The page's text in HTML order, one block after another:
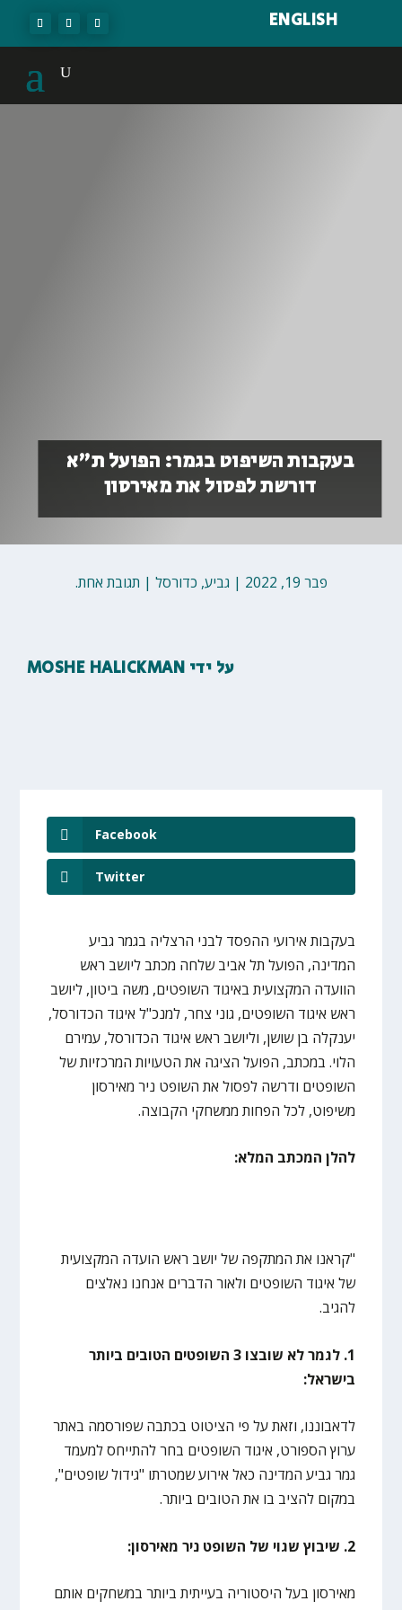
ENGLISH
בעקבות השיפוט בגמר: הפועל ת"א
דורשת לפסול את מאירסון
פבר 19, 2022 | גביע, כדורסל | תגובת אחת.
על ידי MOSHE HALICKMAN
Facebook
Twitter
בעקבות אירועי ההפסד לבני הרצליה בגמר גביע
המדינה, הפועל תל אביב שלחה מכתב ליושב ראש
הוועדה המקצועית באיגוד השופטים, משה ביטון, ליושב
ראש איגוד השופטים, גוני צחר, למנכ"ל איגוד הכדורסל,
יענקלה בן שושן, וליושב ראש איגוד הכדורסל, עמירם
הלוי. במכתב, הפועל הציגה את הטעויות המרכזיות של
השופטים ודרשה לפסול את השופט ניר מאירסון
משיפוט, לכל הפחות ממשחקי הקבוצה.
להלן המכתב המלא:
"קראנו את המתקפה של יושב ראש הועדה המקצועית
של איגוד השופטים ולאור הדברים אנחנו נאלצים
להגיב.
1. לגמר לא שובצו 3 השופטים הטובים ביותר
בישראל:
לדאבוננו, וזאת על פי הציטוט בכתבה שפורסמה באתר
ערוץ הספורט, איגוד השופטים בחר להתייחס למעמד
גמר גביע המדינה כאל אירוע שמטרתו "גידול שופטים",
במקום להציב בו את הטובים ביותר.
2. שיבוץ שגוי של השופט ניר מאירסון:
מאירסון בעל היסטוריה בעייתית ביותר במשחקים אותם